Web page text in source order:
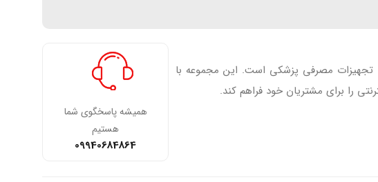
و تجهیزات مصرفی پزشکی است. این مجموعه با
را برای مشتریان خود فراهم کند.
همیشه پاسخگوی شما
هستیم
09940684864